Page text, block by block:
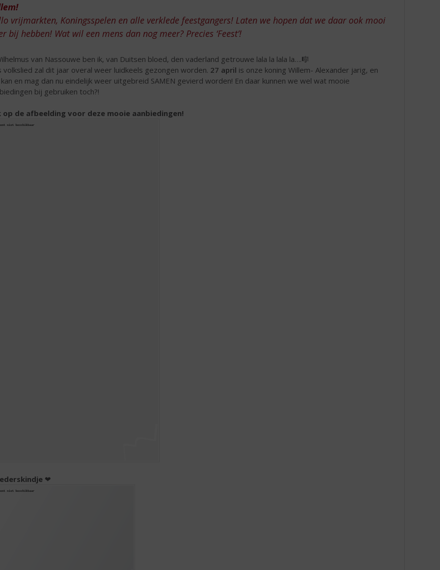
vrijmarkten, Koningsspelen en alle verklede feestgangers! Laten we hopen dat we daar ook mooi
bij hebben! Wat wil een mens dan nog meer? Precies ‘Feest’!
van Nassouwe ben ik, van Duitsen bloed, den vaderland getrouwe lala la lala la….🎼
volkslied zal dit jaar overal weer luidkeels gezongen worden. 27 april is onze koning Willem- Alexander jarig, en
en mag dan nu eindelijk weer uitgebreid SAMEN gevierd worden! En daar kunnen we wel wat mooie
bij gebruiken toch?!
op de afbeelding voor deze mooie aanbiedingen!
❤